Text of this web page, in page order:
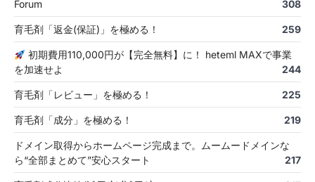
Forum 308
育毛剤「返金(保証)」を極める！ 259
初期費用110,000円が【完全無料】に！ heteml MAXで事業
を加速せよ
244
育毛剤「レビュー」を極める！ 225
育毛剤「成分」を極める！ 219
ドメイン取得からホームページ完成まで。ムームードメインな
ら“全部まとめて”安心スタート
217